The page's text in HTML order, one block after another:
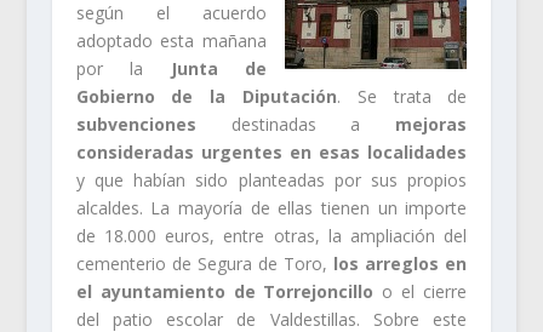
según el acuerdo
adoptado esta mañana
por la
Junta de
Gobierno de la Diputación. Se trata de
subvenciones destinadas a mejoras
consideradas urgentes en esas localidades
y que habían sido planteadas por sus propios
alcaldes. La mayoría de ellas tienen un importe
de 18.000 euros, entre otras, la ampliación del
cementerio de Segura de Toro, los arreglos en
el ayuntamiento de Torrejoncillo o el cierre
del patio escolar de Valdestillas. Sobre este